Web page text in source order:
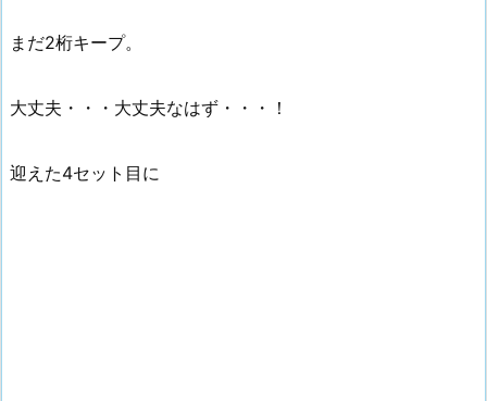
まだ2桁キープ。
大丈夫・・・大丈夫なはず・・・！
迎えた4セット目に